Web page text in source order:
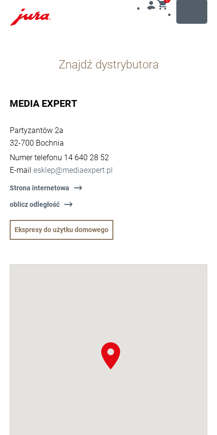
opcji
wyszukiwania
Znajdź dystrybutora
MEDIA EXPERT
Partyzantów 2a
32-700 Bochnia
Numer telefonu 14 640 28 52
E-mail esklep@mediaexpert.pl
Strona internetowa
oblicz odległość
Ekspresy do użytku domowego